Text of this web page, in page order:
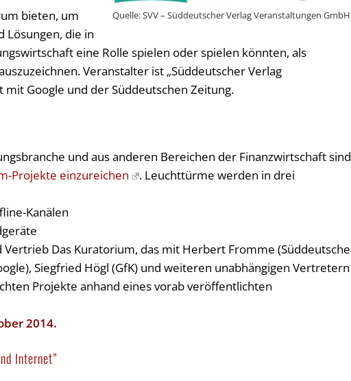
Quelle: SVV – Süddeutscher Verlag Veranstaltungen GmbH
bieten, um
Lösungen, die in
eine Rolle spielen oder spielen könnten, als
Veranstalter ist „Süddeutscher Verlag
Google und der Süddeutschen Zeitung.
und aus anderen Bereichen der Finanzwirtschaft sind
Projekte einzureichen
. Leuchttürme werden in drei
Kanälen
Das Kuratorium, das mit Herbert Fromme (Süddeutsche
Siegfried Högl (GfK) und weiteren unabhängigen Vertretern
Projekte anhand eines vorab veröffentlichten
2014.
Internet”